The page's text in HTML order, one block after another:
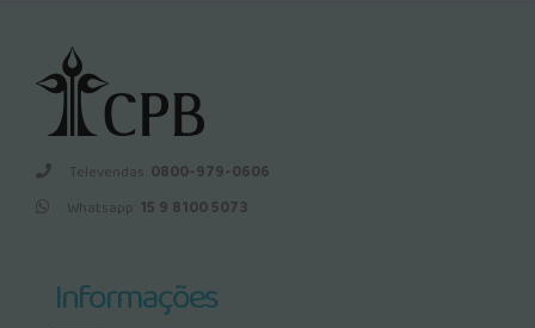
Televendas: 0800-979-0606
Whatsapp: 15 9 8100 5073
Informações